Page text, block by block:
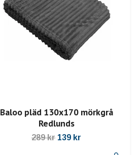
Baloo pläd 130x170 mörkgrå
Redlunds
289 kr 139 kr